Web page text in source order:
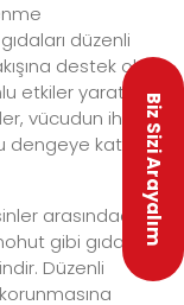
düzenli
destek olur
etkiler yaratır.
vücudun ihtiyaç
dengeye katkıda
arasındadır.
gibi gıdalar
Düzenli
Biz Sizi Arayalım